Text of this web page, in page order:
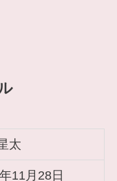
太
11月28日